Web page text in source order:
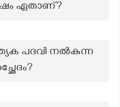
ഏതാണ്?
പദവി നൽകുന്ന